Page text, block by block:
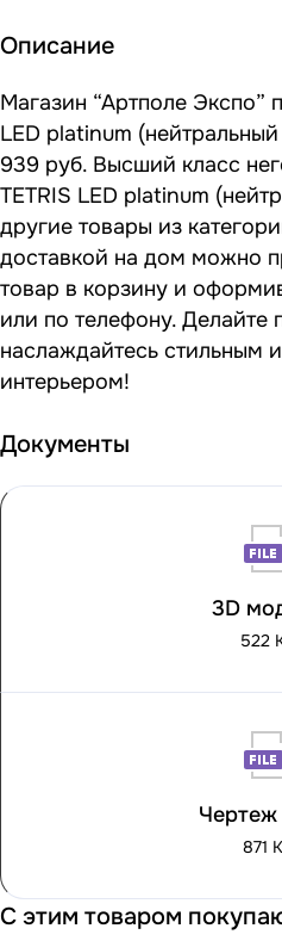
Описание
Магазин “Артполе Экспо”
LED platinum (нейтральный
939 руб. Высший класс
TETRIS LED platinum
другие товары из
доставкой на дом можно
товар в корзину и
или по телефону. Делайте
наслаждайтесь стильным
интерьером!
Документы
3D
522
Чертеж
871
С этим товаром